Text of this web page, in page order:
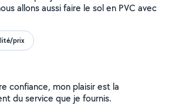
allons aussi faire le sol en PVC avec
prix
confiance, mon plaisir est la
du service que je fournis.